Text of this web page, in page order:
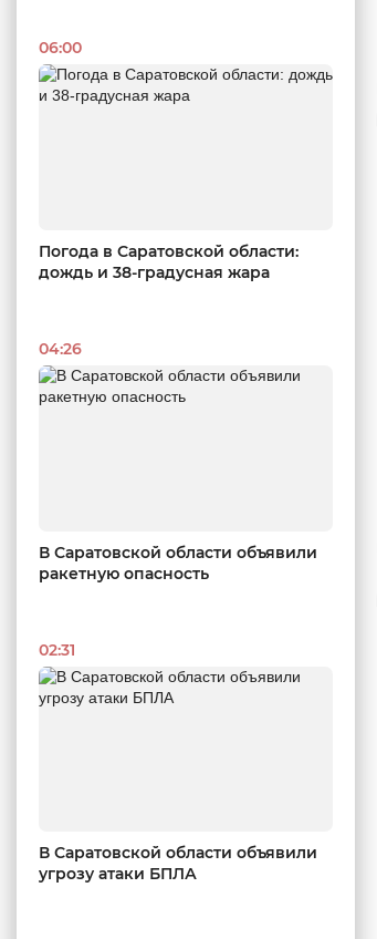
06:00
Погода в Саратовской области:
дождь и 38-градусная жара
04:26
В Саратовской области объявили
ракетную опасность
02:31
В Саратовской области объявили
угрозу атаки БПЛА